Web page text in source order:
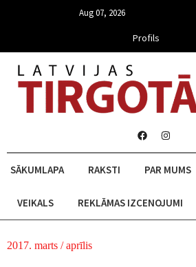
Aug 07, 2026
Profils
SĀKUMLAPA RAKSTI PAR MUMS
VEIKALS REKLĀMAS IZCENOJUMI
2017. marts / aprīlis